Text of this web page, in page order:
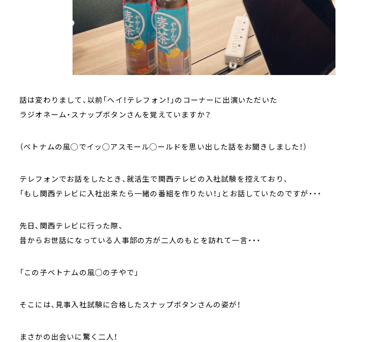
話は変わりまして、以前「ヘイ！テレフォン！」のコーナーに出演いただいた
ラジオネーム・スナップボタンさんを覚えていますか？
（ベトナムの風◯でイッ◯アスモール◯ールドを思い出した話をお聞きしました！）
テレフォンでお話をしたとき、就活生で関西テレビの入社試験を控えており、
「もし関西テレビに入社出来たら一緒の番組を作りたい！」とお話していたのですが・・・
先日、関西テレビに行った際、
昔からお世話になっている人事部の方が二人のもとを訪れて一言・・・
「この子ベトナムの風◯の子やで」
そこには、見事入社試験に合格したスナップボタンさんの姿が！
まさかの出会いに驚く二人！